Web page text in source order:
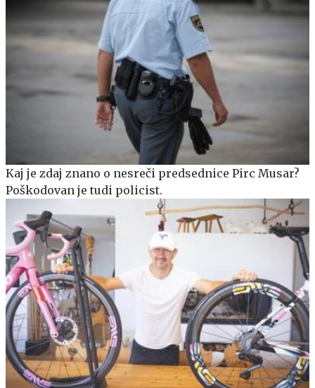
Kaj je zdaj znano o nesreči predsednice Pirc Musar?
Poškodovan je tudi policist.